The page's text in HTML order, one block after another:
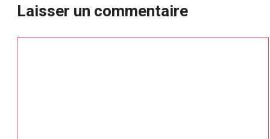
Laisser un commentaire